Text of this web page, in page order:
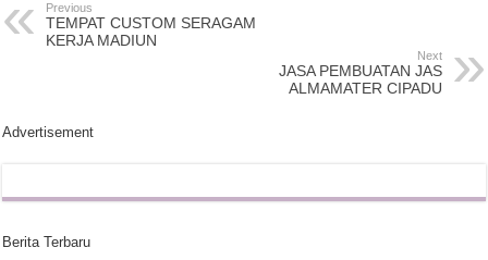
Previous
TEMPAT CUSTOM SERAGAM
KERJA MADIUN
Next
JASA PEMBUATAN JAS
ALMAMATER CIPADU
Advertisement
Berita Terbaru